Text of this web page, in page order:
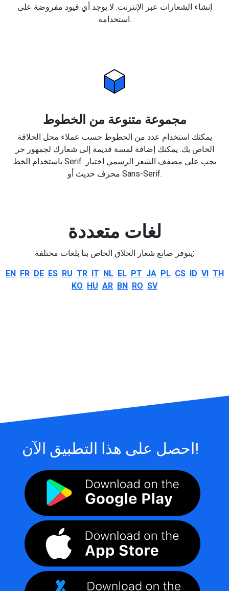
إنشاء الشعارات عبر الإنترنت. لا يوجد أي قيود مفروضة على
استخدامه.
مجموعة متنوعة من الخطوط
يمكنك استخدام عدد من الخطوط حسب عملاء محل الحلاقة
الخاص بك. يمكنك إضافة لمسة قديمة إلى شعارك لجمهور حر
باستخدام الخط Serif. يجب على مصفف الشعر الرسمي اختيار
محرف حديث أو Sans-Serif.
لغات متعددة
يتوفر صانع شعار الحلاق الخاص بنا بلغات مختلفة:
EN FR DE ES RU TR IT NL EL PT JA PL CS ID VI TH
KO HU AR BN RO SV
احصل على هذا التطبيق الآن!